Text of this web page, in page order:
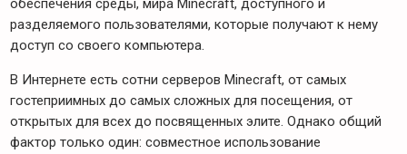
обеспечения среды, мира Minecraft, доступного и
разделяемого пользователями, которые получают к нему
доступ со своего компьютера.
В Интернете есть сотни серверов Minecraft, от самых
гостеприимных до самых сложных для посещения, от
открытых для всех до посвященных элите. Однако общий
фактор только один: совместное использование